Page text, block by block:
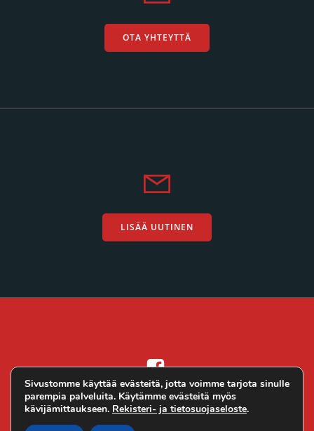
OTA YHTEYTTÄ
LISÄÄ UUTINEN
© 2026 Ralli.net. ToteutusAltivo Oy
Sivustomme käyttää evästeitä, jotta voimme tarjota sinulle
parempia palveluita. Käytämme evästeitä myös
kävijämittaukseen. Rekisteri- ja tietosuojaseloste.